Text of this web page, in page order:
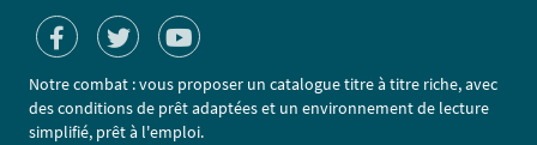
Notre combat : vous proposer un catalogue titre à titre riche, avec
des conditions de prêt adaptées et un environnement de lecture
simplifié, prêt à l'emploi.